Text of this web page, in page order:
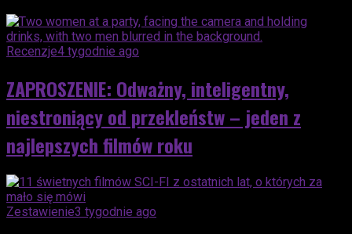
Recenzje4 tygodnie ago
ZAPROSZENIE: Odważny, inteligentny,
niestroniący od przekleństw – jeden z
najlepszych filmów roku
Zestawienie3 tygodnie ago